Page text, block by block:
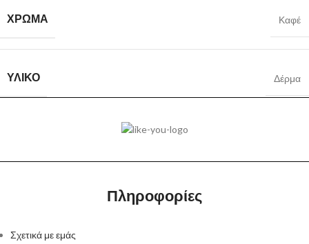
ΧΡΏΜΑ Καφέ
ΥΛΙΚΌ Δέρμα
Πληροφορίες
Σχετικά με εμάς